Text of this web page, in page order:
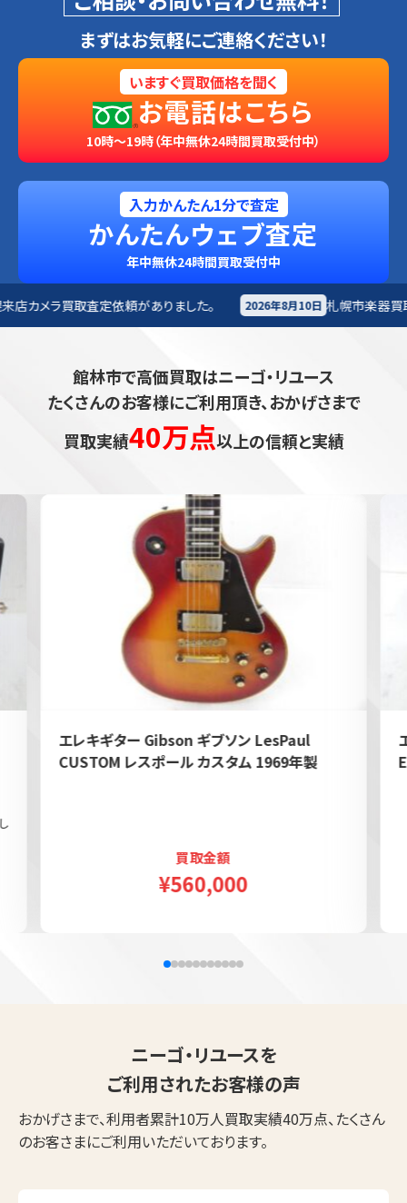
まずはお気軽にご連絡ください！
いますぐ買取価格を聞く
お電話はこちら
10時～19時（年中無休24時間買取受付中）
入力かんたん1分で査定
かんたんウェブ査定
年中無休24時間買取受付中
りました。 2026年8月10日 札幌市 楽器買取査定依頼がありました。
館林市で高価買取はニーゴ・リユース
たくさんのお客様にご利用頂き、おかげさまで
買取実績40万点以上の信頼と実績
エレキギター Gibson ギブソン LesPaul
CUSTOM レスポール カスタム 1969年製
買取金額
¥560,000
ニーゴ・リユースを
ご利用されたお客様の声
おかげさまで、利用者累計10万人買取実績40万点、たくさん
のお客さまにご利用いただいております。